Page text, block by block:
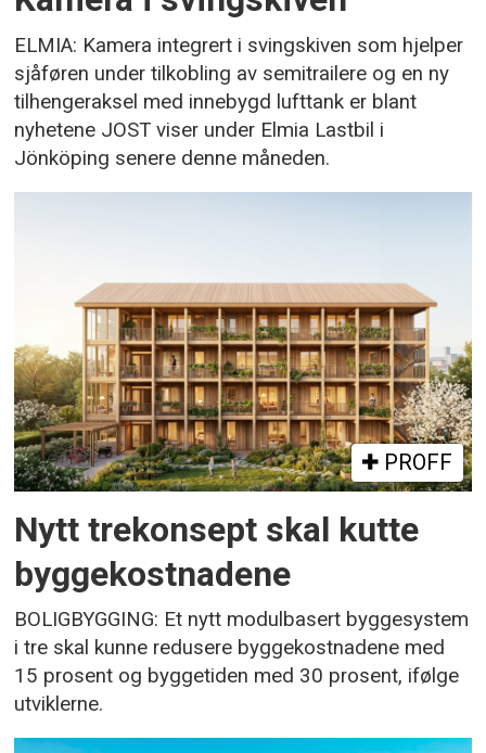
ELMIA: Kamera integrert i svingskiven som hjelper
sjåføren under tilkobling av semitrailere og en ny
tilhengeraksel med innebygd lufttank er blant
nyhetene JOST viser under Elmia Lastbil i
Jönköping senere denne måneden.
PROFF
Nytt trekonsept skal kutte
byggekostnadene
BOLIGBYGGING: Et nytt modulbasert byggesystem
i tre skal kunne redusere byggekostnadene med
15 prosent og byggetiden med 30 prosent, ifølge
utviklerne.